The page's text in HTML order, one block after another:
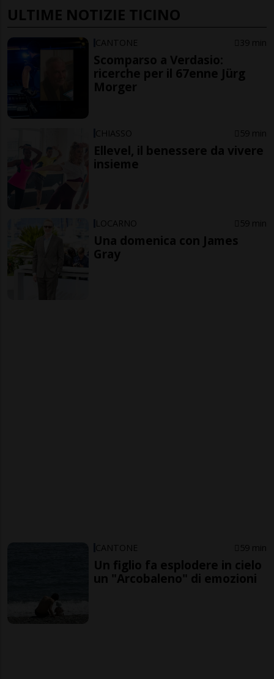
ULTIME NOTIZIE TICINO
CANTONE 39 min
Scomparso a Verdasio:
ricerche per il 67enne Jürg
Morger
CHIASSO 59 min
Ellevel, il benessere da vivere
insieme
LOCARNO 59 min
Una domenica con James
Gray
CANTONE 59 min
Un figlio fa esplodere in cielo
un "Arcobaleno" di emozioni